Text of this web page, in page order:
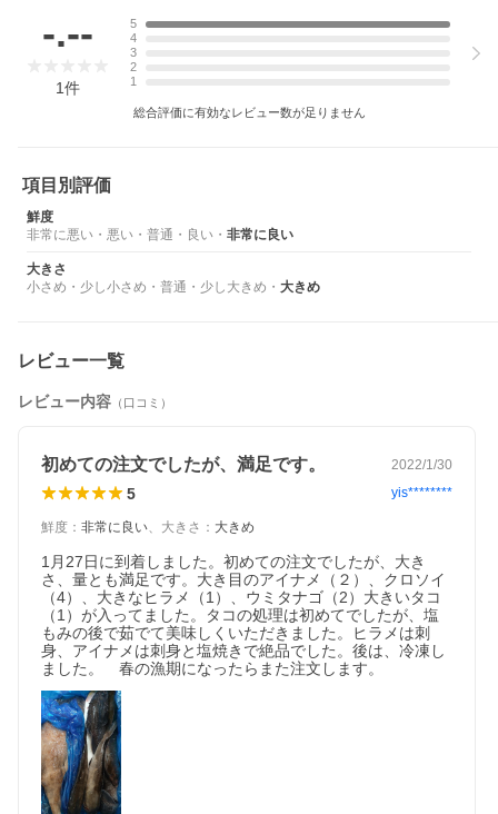
-.--
1件
5
4
3
2
1
総合評価に有効なレビュー数が足りません
項目別評価
鮮度
非常に悪い ・ 悪い ・ 普通 ・ 良い ・ 非常に良い
大きさ
小さめ ・ 少し小さめ ・ 普通 ・ 少し大きめ ・ 大きめ
レビュー一覧
レビュー内容 （口コミ）
初めての注文でしたが、満足です。 2022/1/30
5 yis********
鮮度 ： 非常に良い、 大きさ ： 大きめ
1月27日に到着しました。初めての注文でしたが、大き
さ、量とも満足です。大き目のアイナメ（２）、クロソイ
（4）、大きなヒラメ（1）、ウミタナゴ（2）大きいタコ
（1）が入ってました。タコの処理は初めてでしたが、塩
もみの後で茹でて美味しくいただきました。ヒラメは刺
身、アイナメは刺身と塩焼きで絶品でした。後は、冷凍し
ました。　春の漁期になったらまた注文します。